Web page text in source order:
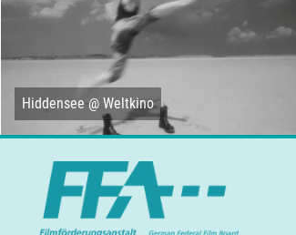
Hiddensee @ Weltkino